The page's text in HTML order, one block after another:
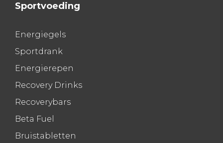
Sportvoeding
Energiegels
Sportdrank
Energierepen
Recovery Drinks
Recoverybars
Beta Fuel
Bruistabletten